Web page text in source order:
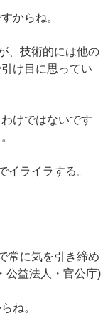
からね。
、技術的には他の
け目に思ってい
けではないです
イライラする。
常に気を引き締め
公益法人・官公庁)
ね。